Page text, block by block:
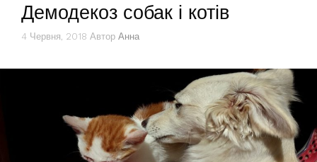
Демодекоз собак і котів
4 Червня, 2018 Автор Анна